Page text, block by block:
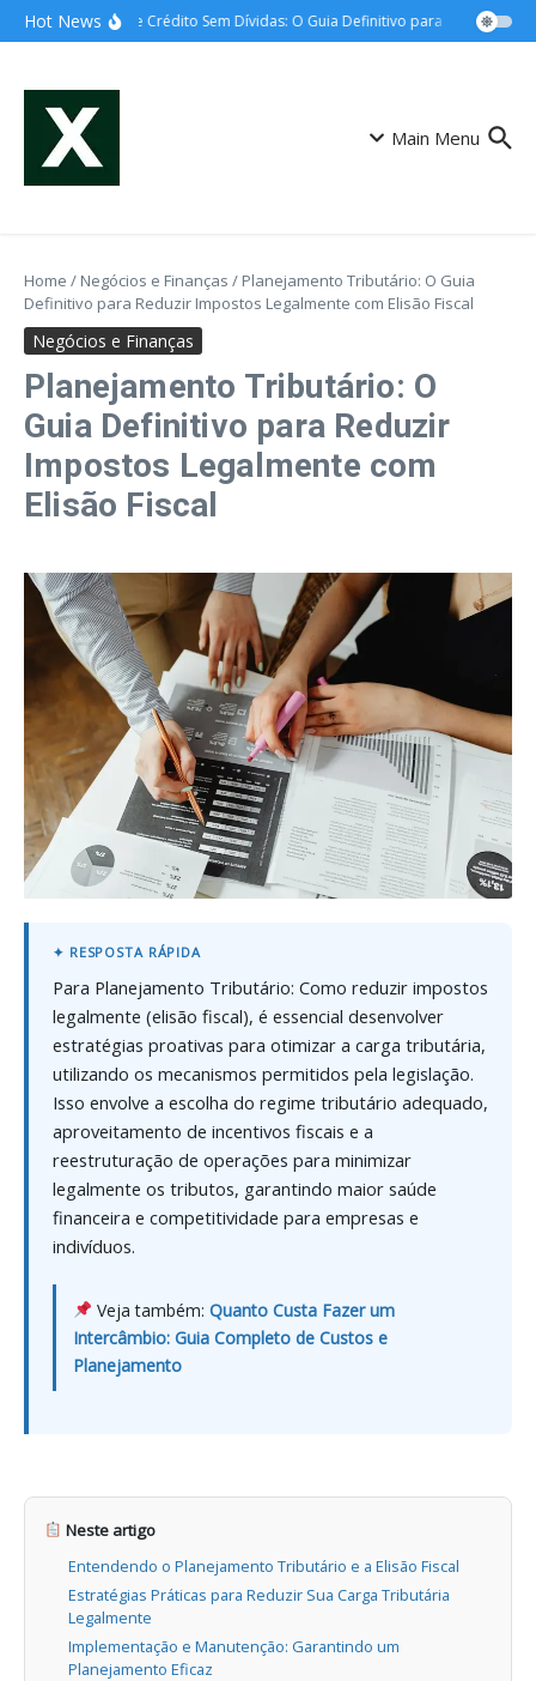
Ir para o conteúdo
Hot NewsCartão de Crédito Sem Dívidas: O Guia Definitivo para o Controle
Main Menu
Home / Negócios e Finanças / Planejamento Tributário: O Guia
Definitivo para Reduzir Impostos Legalmente com Elisão Fiscal
Negócios e Finanças
Planejamento Tributário: O
Guia Definitivo para Reduzir
Impostos Legalmente com
Elisão Fiscal
Para Planejamento Tributário: Como reduzir impostos
legalmente (elisão fiscal), é essencial desenvolver
estratégias proativas para otimizar a carga tributária,
utilizando os mecanismos permitidos pela legislação.
Isso envolve a escolha do regime tributário adequado,
aproveitamento de incentivos fiscais e a
reestruturação de operações para minimizar
legalmente os tributos, garantindo maior saúde
financeira e competitividade para empresas e
indivíduos.
Veja também: Quanto Custa Fazer um
Intercâmbio: Guia Completo de Custos e
Planejamento
Neste artigo
Entendendo o Planejamento Tributário e a Elisão Fiscal
Estratégias Práticas para Reduzir Sua Carga Tributária
Legalmente
Implementação e Manutenção: Garantindo um
Planejamento Eficaz